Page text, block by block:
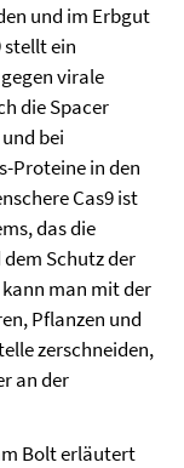
und im Erbgut
stellt ein
virale
die Spacer
bei
Proteine in den
Cas9 ist
das die
Schutz der
man mit der
Pflanzen und
zerschneiden,
an der
Bolt erläutert